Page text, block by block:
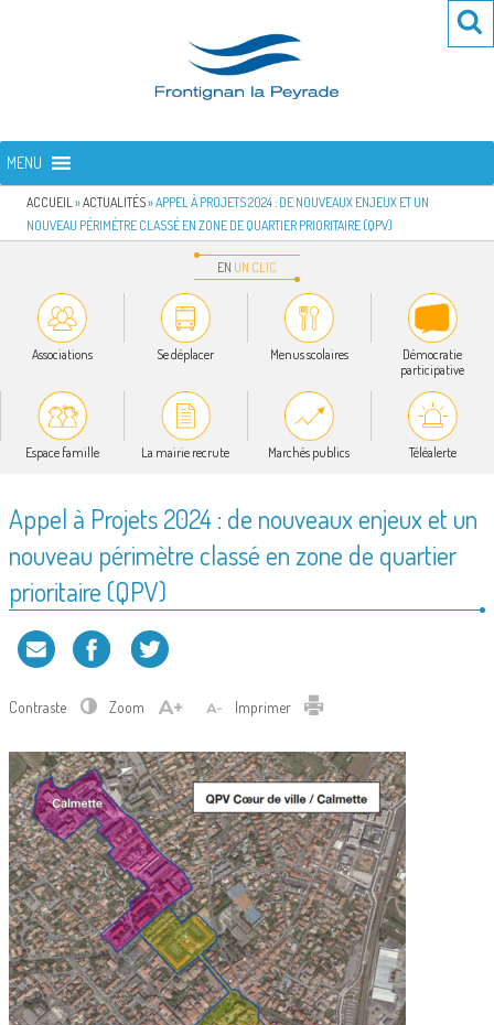
FRONTIGNAN LA PEYRADE
MENU
ACCUEIL »ACTUALITÉS»APPEL À PROJETS 2024 : DE NOUVEAUX ENJEUX ET UN
NOUVEAU PÉRIMÈTRE CLASSÉ EN ZONE DE QUARTIER PRIORITAIRE (QPV)
EN UN CLIC
Associations Se déplacer Menus scolaires
Démocratie
participative
Espace famille La mairie recrute Marchés publics Téléalerte
Appel à Projets 2024 : de nouveaux enjeux et un
nouveau périmètre classé en zone de quartier
prioritaire (QPV)
Contraste Zoom Imprimer